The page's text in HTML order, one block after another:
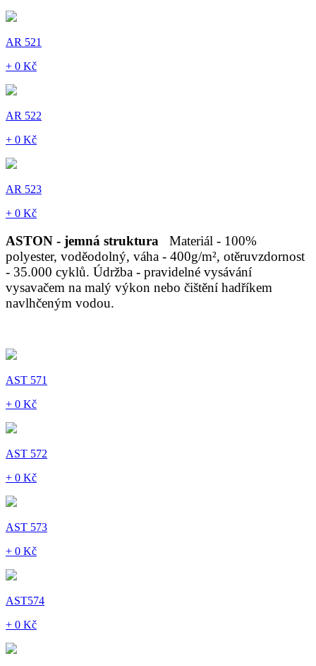
AR 521
+ 0 Kč
AR 522
+ 0 Kč
AR 523
+ 0 Kč
ASTON - jemná struktura
Materiál - 100%
polyester, voděodolný, váha - 400g/m², otěruvzdornost
- 35.000 cyklů. Údržba - pravidelné vysávání
vysavačem na malý výkon nebo čištění hadříkem
navlhčeným vodou.
AST 571
+ 0 Kč
AST 572
+ 0 Kč
AST 573
+ 0 Kč
AST574
+ 0 Kč